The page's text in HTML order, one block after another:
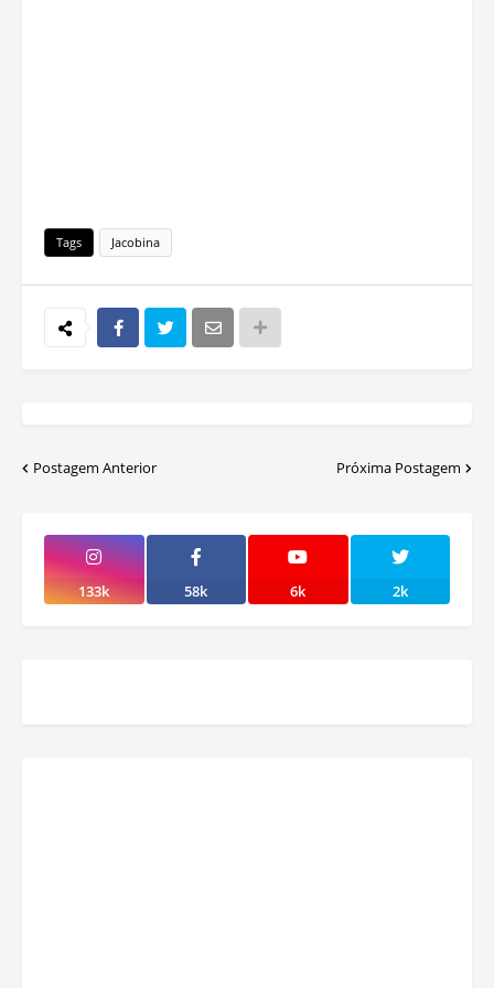
Tags Jacobina
Postagem Anterior Próxima Postagem
133k 58k 6k 2k